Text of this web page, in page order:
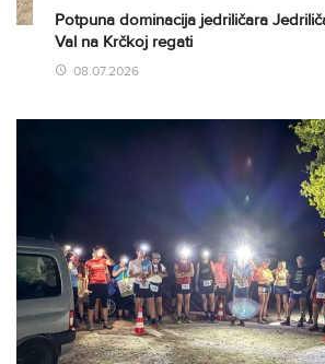
Potpuna dominacija jedriličara
Val na Krčkoj regati
08.07.2026